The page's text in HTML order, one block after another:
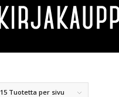
15 Tuotetta per sivu